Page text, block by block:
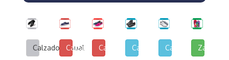
Calzado CasualCalzado de Lona y Cuerina
Calzado de Lona Urbana
Calzado EscolarCalzado Deportivo